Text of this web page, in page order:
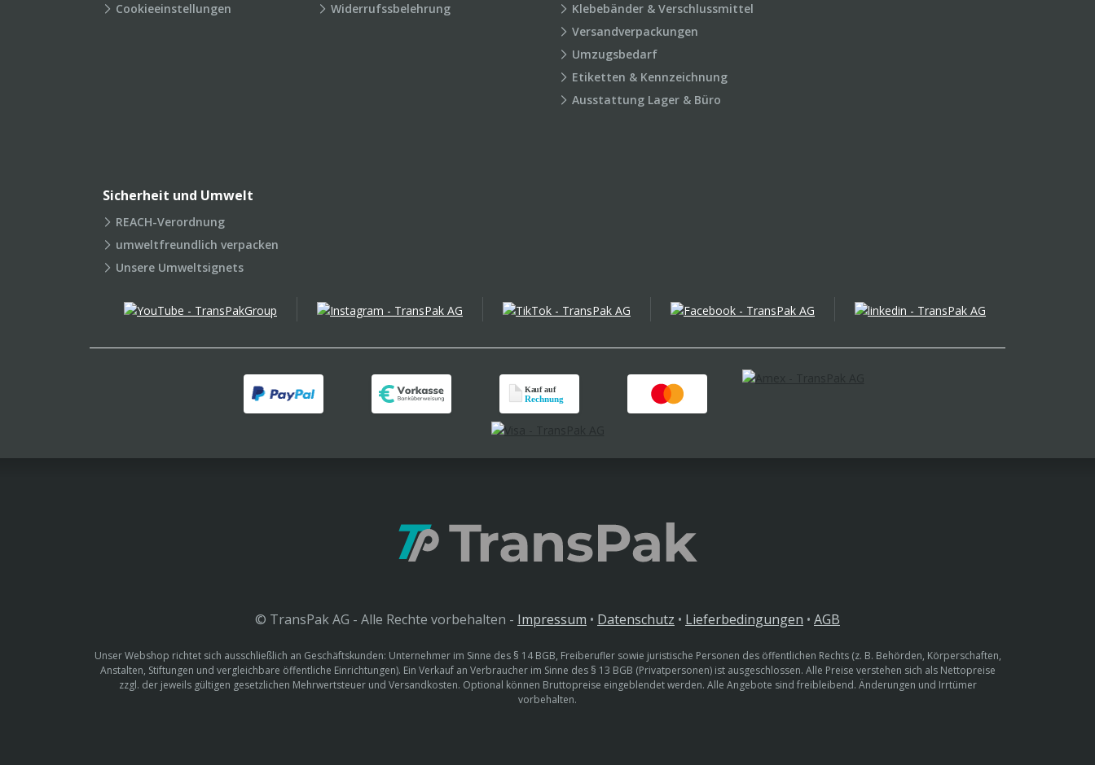
Cookieeinstellungen
Widerrufssbelehrung
Klebebänder & Verschlussmittel
Versandverpackungen
Umzugsbedarf
Etiketten & Kennzeichnung
Ausstattung Lager & Büro
Sicherheit und Umwelt
REACH-Verordnung
umweltfreundlich verpacken
Unsere Umweltsignets
© TransPak AG - Alle Rechte vorbehalten - Impressum • Datenschutz • Lieferbedingungen • AGB
Unser Webshop richtet sich ausschließlich an Geschäftskunden: Unternehmer im Sinne des § 14 BGB, Freiberufler sowie juristische Personen des öffentlichen Rechts (z. B. Behörden, Körperschaften,
Anstalten, Stiftungen und vergleichbare öffentliche Einrichtungen). Ein Verkauf an Verbraucher im Sinne des § 13 BGB (Privatpersonen) ist ausgeschlossen. Alle Preise verstehen sich als Nettopreise
zzgl. der jeweils gültigen gesetzlichen Mehrwertsteuer und Versandkosten. Optional können Bruttopreise eingeblendet werden. Alle Angebote sind freibleibend. Änderungen und Irrtümer
vorbehalten.